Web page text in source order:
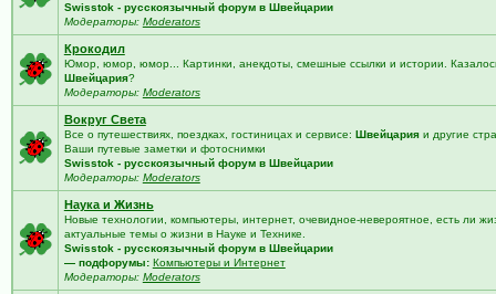
Swisstok - русскоязычный форум в Швейцарии
Модераторы: Moderators
Крокодил
Юмор, юмор, юмор... Картинки, анекдоты, смешные ссылки и истории.
Швейцария?
Модераторы: Moderators
Вокруг Света
Все о путешествиях, поездках, гостиницах и сервисе: Швейцарияи другие
Ваши путевые заметки и фотоснимки
Swisstok - русскоязычный форум в Швейцарии
Модераторы: Moderators
Наука и Жизнь
Новые технологии, компьютеры, интернет, очевидное-невероятное, есть ли
актуальные темы о жизни в Науке и Технике.
Swisstok - русскоязычный форум в Швейцарии
— подфорумы: Компьютеры и Интернет
Модераторы: Moderators